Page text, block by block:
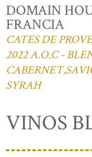
DOMAIN
FRANCIA
CATES DE
2022 A.O.C -
SYRAH
VINOS